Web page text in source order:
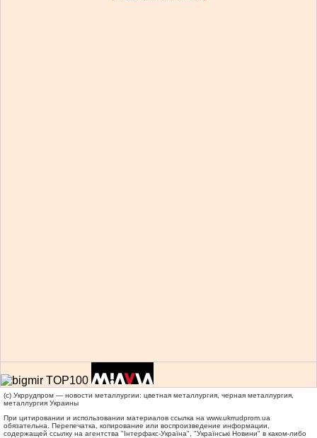
(c) Укррудпром — новости металлургии: цветная металлургия, черная металлургия,
металлургия Украины
При цитировании и использовании материалов ссылка на www.ukrrudprom.ua
обязательна. Перепечатка, копирование или воспроизведение информации,
содержащей ссылку на агентства "Iнтерфакс-Україна", "Українськi Новини" в каком-либо